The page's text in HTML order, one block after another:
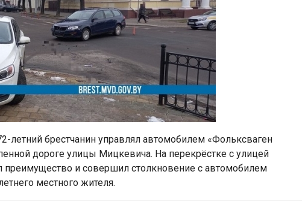
летний брестчанин управлял автомобилем «Фольксваген
дороге улицы Мицкевича. На перекрёстке с улицей
преимущество и совершил столкновение с автомобилем
местного жителя.